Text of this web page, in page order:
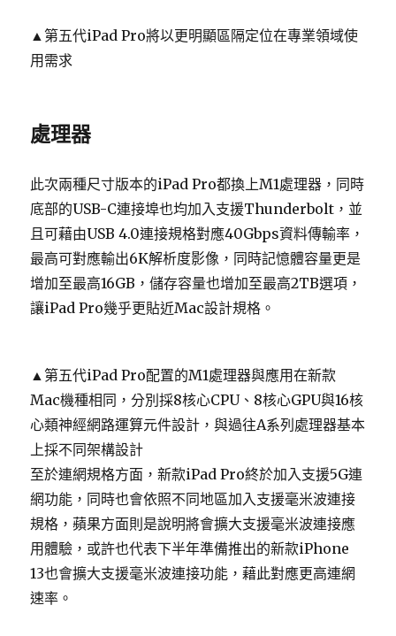
▲第五代iPad Pro將以更明顯區隔定位在專業領域使
用需求
處理器
此次兩種尺寸版本的iPad Pro都換上M1處理器，同時
底部的USB-C連接埠也均加入支援Thunderbolt，並
且可藉由USB 4.0連接規格對應40Gbps資料傳輸率，
最高可對應輸出6K解析度影像，同時記憶體容量更是
增加至最高16GB，儲存容量也增加至最高2TB選項，
讓iPad Pro幾乎更貼近Mac設計規格。
▲第五代iPad Pro配置的M1處理器與應用在新款
Mac機種相同，分別採8核心CPU、8核心GPU與16核
心類神經網路運算元件設計，與過往A系列處理器基本
上採不同架構設計
至於連網規格方面，新款iPad Pro終於加入支援5G連
網功能，同時也會依照不同地區加入支援毫米波連接
規格，蘋果方面則是說明將會擴大支援毫米波連接應
用體驗，或許也代表下半年準備推出的新款iPhone
13也會擴大支援毫米波連接功能，藉此對應更高連網
速率。